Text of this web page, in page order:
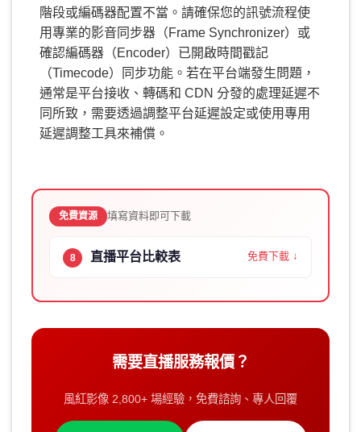
階段或編碼器配置不當。請確保您的訊號流程使
用專業的影音同步器（Frame Synchronizer）或
確認編碼器（Encoder）已開啟時間戳記
（Timecode）同步功能。若在平台端發生問題，
通常是平台接收、轉碼和 CDN 分發的處理延遲不
同所致，需要透過調整平台延遲設定或使用專用
延遲調整工具來補償。
免費資源 填寫資料即可下載
8 直播平台比較表 免費下載 ↓
需要直播服務報價？
風紅影像 2,800+ 場經驗，免費諮詢、專人回覆